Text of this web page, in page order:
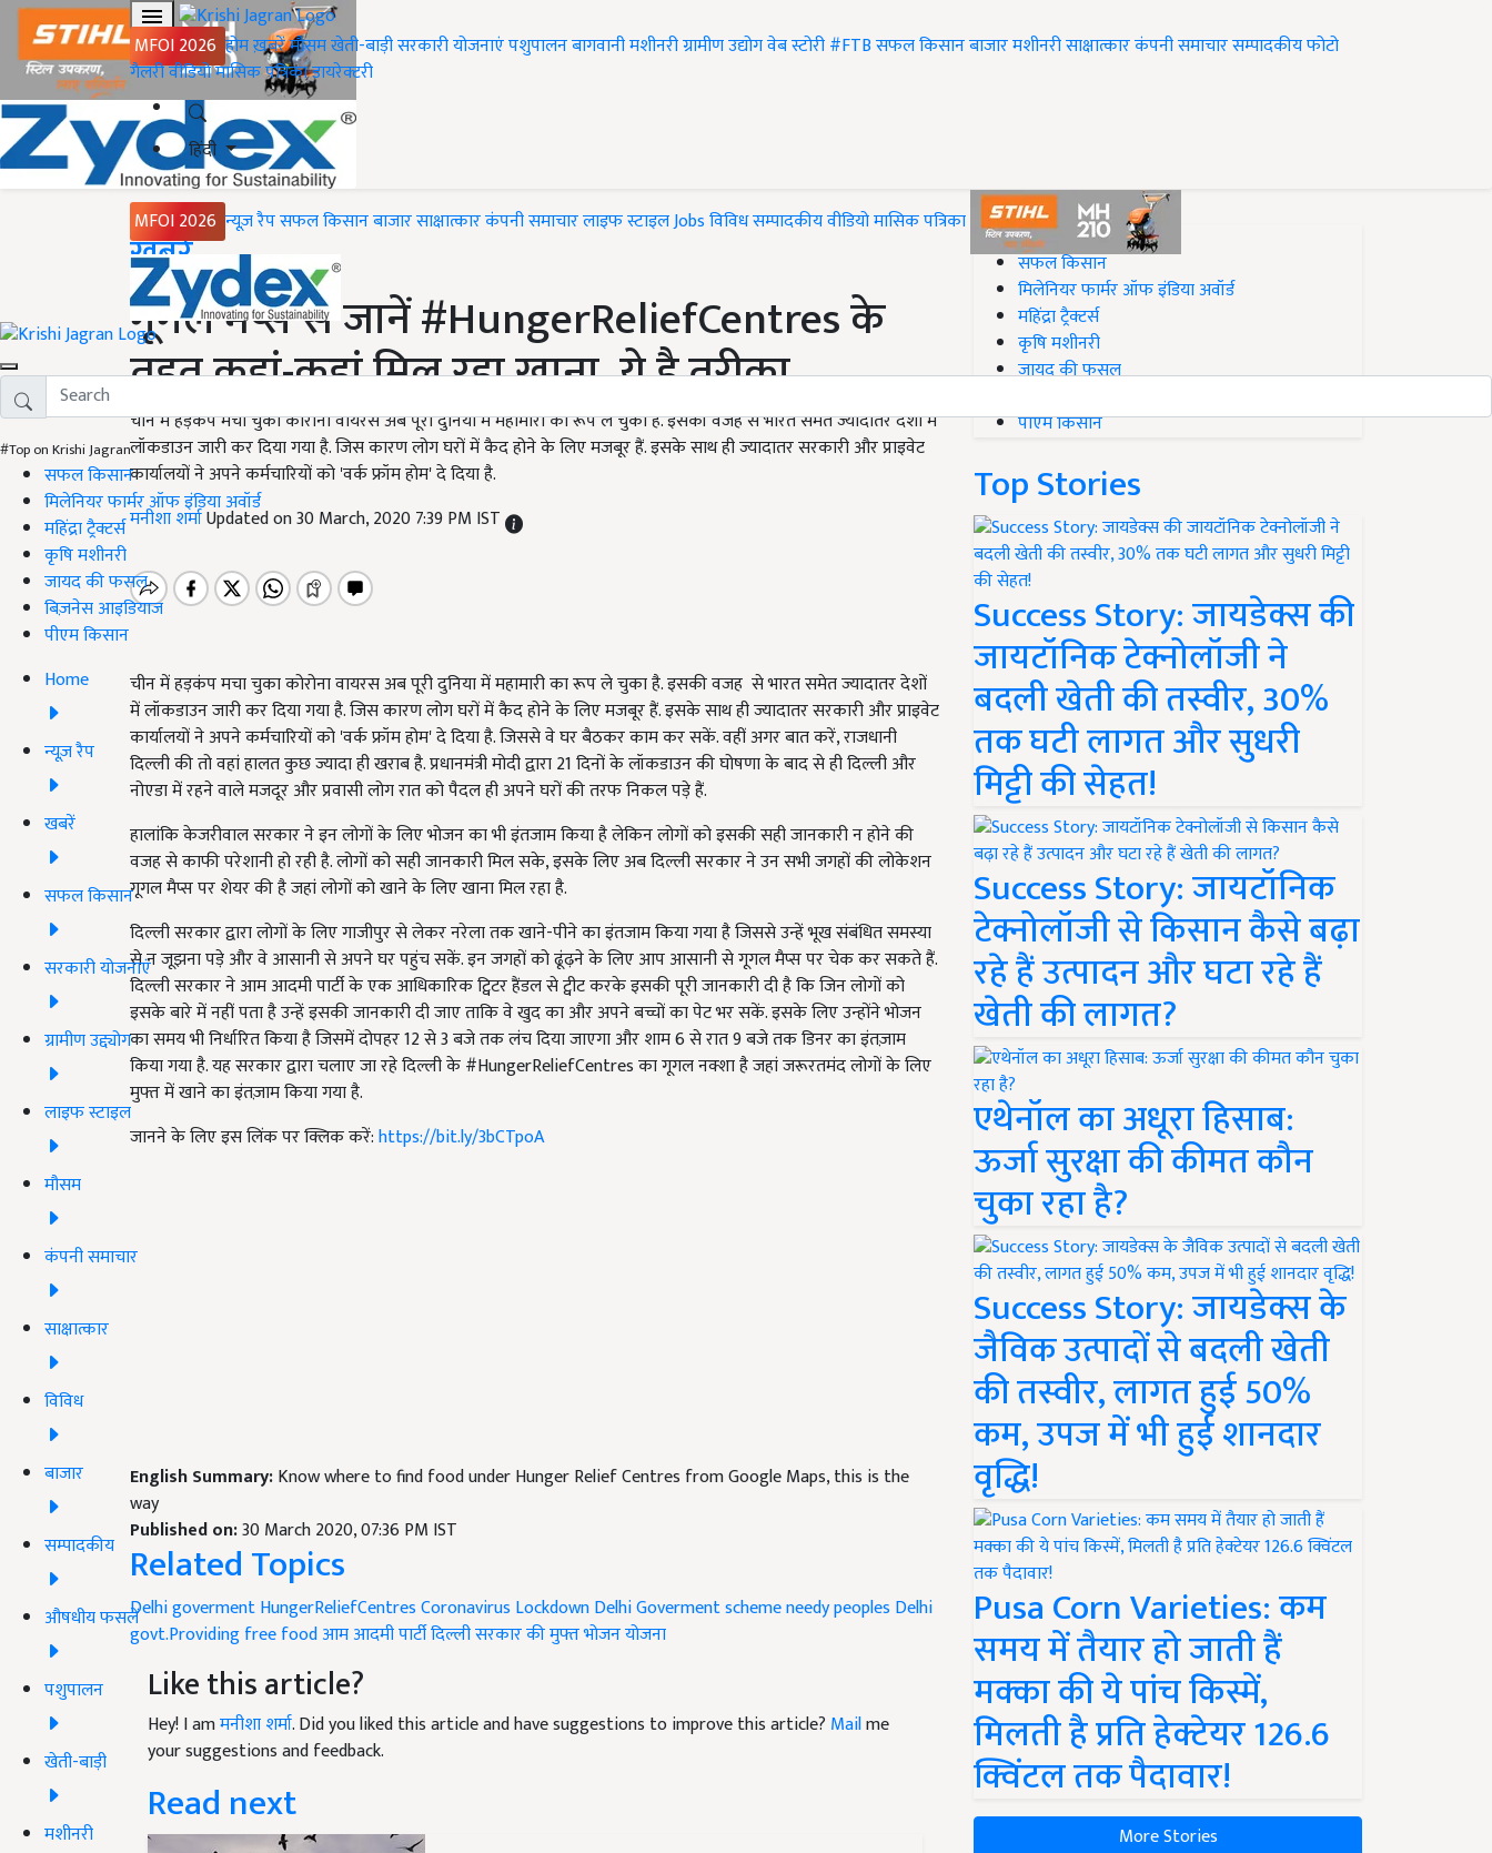
MFOI 2026 होमख़बरेंमौसमखेती-बाड़ीसरकारी योजनाएंपशुपालनबागवानीमशीनरीग्रामीण उद्योगवेब स्टोरी#FTBसफल किसानबाजारमशीनरीसाक्षात्कारकंपनी समाचारसम्पादकीयफोटो
गैलरीवीडियोमासिक पत्रिकाडायरेक्टरी
हिंदी
MFOI 2026 न्यूज़ रैपसफल किसानबाजारसाक्षात्कारकंपनी समाचारलाइफ स्टाइलJobsविविधसम्पादकीयवीडियोमासिक पत्रिका
#Top on Krishi Jagran
सफल किसान
मिलेनियर फार्मर ऑफ इंडिया अवॉर्ड
महिंद्रा ट्रैक्टर्स
कृषि मशीनरी
जायद की फसल
बिज़नेस आइडियाज
पीएम किसान
Home
न्यूज़ रैप
खबरें
सफल किसान
सरकारी योजनाएं
ग्रामीण उद्द्योग
लाइफ स्टाइल
मौसम
कंपनी समाचार
साक्षात्कार
विविध
बाजार
सम्पादकीय
औषधीय फसलें
पशुपालन
खेती-बाड़ी
मशीनरी
Home
ख़बरें
गूगल मैप्स से जानें #HungerReliefCentres के
तहत कहां-कहां मिल रहा खाना, ये है तरीका
चीन में हड़कंप मचा चुका कोरोना वायरस अब पूरी दुनिया में महामारी का रूप ले चुका है. इसकी वजह से भारत समेत ज्यादातर देशों में
लॉकडाउन जारी कर दिया गया है. जिस कारण लोग घरों में कैद होने के लिए मजबूर हैं. इसके साथ ही ज्यादातर सरकारी और प्राइवेट
कार्यालयों ने अपने कर्मचारियों को 'वर्क फ्रॉम होम' दे दिया है.
मनीशा शर्माUpdated on 30 March, 2020 7:39 PM IST
चीन में हड़कंप मचा चुका कोरोना वायरस अब पूरी दुनिया में महामारी का रूप ले चुका है. इसकी वजह से भारत समेत ज्यादातर देशों
में लॉकडाउन जारी कर दिया गया है. जिस कारण लोग घरों में कैद होने के लिए मजबूर हैं. इसके साथ ही ज्यादातर सरकारी और प्राइवेट
कार्यालयों ने अपने कर्मचारियों को 'वर्क फ्रॉम होम' दे दिया है. जिससे वे घर बैठकर काम कर सकें. वहीं अगर बात करें, राजधानी
दिल्ली की तो वहां हालत कुछ ज्यादा ही खराब है. प्रधानमंत्री मोदी द्वारा 21 दिनों के लॉकडाउन की घोषणा के बाद से ही दिल्ली और
नोएडा में रहने वाले मजदूर और प्रवासी लोग रात को पैदल ही अपने घरों की तरफ निकल पड़े हैं.
हालांकि केजरीवाल सरकार ने इन लोगों के लिए भोजन का भी इंतजाम किया है लेकिन लोगों को इसकी सही जानकारी न होने की
वजह से काफी परेशानी हो रही है. लोगों को सही जानकारी मिल सके, इसके लिए अब दिल्ली सरकार ने उन सभी जगहों की लोकेशन
गूगल मैप्स पर शेयर की है जहां लोगों को खाने के लिए खाना मिल रहा है.
दिल्ली सरकार द्वारा लोगों के लिए गाजीपुर से लेकर नरेला तक खाने-पीने का इंतजाम किया गया है जिससे उन्हें भूख संबंधित समस्या
से न जूझना पड़े और वे आसानी से अपने घर पहुंच सकें. इन जगहों को ढूंढ़ने के लिए आप आसानी से गूगल मैप्स पर चेक कर सकते हैं.
दिल्ली सरकार ने आम आदमी पार्टी के एक आधिकारिक ट्विटर हैंडल से ट्वीट करके इसकी पूरी जानकारी दी है कि जिन लोगों को
इसके बारे में नहीं पता है उन्हें इसकी जानकारी दी जाए ताकि वे खुद का और अपने बच्चों का पेट भर सकें. इसके लिए उन्होंने भोजन
का समय भी निर्धारित किया है जिसमें दोपहर 12 से 3 बजे तक लंच दिया जाएगा और शाम 6 से रात 9 बजे तक डिनर का इंतज़ाम
किया गया है. यह सरकार द्वारा चलाए जा रहे दिल्ली के #HungerReliefCentres का गूगल नक्शा है जहां जरूरतमंद लोगों के लिए
मुफ्त में खाने का इंतज़ाम किया गया है.
जानने के लिए इस लिंक पर क्लिक करें:https://bit.ly/3bCTpoA
English Summary:Know where to find food under Hunger Relief Centres from Google Maps, this is the
way
Published on:30 March 2020, 07:36 PM IST
Related Topics
Delhi govermentHungerReliefCentresCoronavirus LockdownDelhi Goverment scheme needy peoples Delhi
govt.Providing free foodआम आदमी पार्टीदिल्ली सरकार की मुफ्त भोजन योजना
Like this article?
Hey! I amमनीशा शर्मा. Did you liked this article and have suggestions to improve this article? Mailme
your suggestions and feedback.
Read next
#Top on Krishi Jagran
सफल किसान
मिलेनियर फार्मर ऑफ इंडिया अवॉर्ड
महिंद्रा ट्रैक्टर्स
कृषि मशीनरी
जायद की फसल
पीएम किसान
Top Stories
Success Story: जायडेक्स की
जायटॉनिक टेक्नोलॉजी ने
बदली खेती की तस्वीर, 30%
तक घटी लागत और सुधरी
मिट्टी की सेहत!
Success Story: जायटॉनिक
टेक्नोलॉजी से किसान कैसे बढ़ा
रहे हैं उत्पादन और घटा रहे हैं
खेती की लागत?
एथेनॉल का अधूरा हिसाब:
ऊर्जा सुरक्षा की कीमत कौन
चुका रहा है?
Success Story: जायडेक्स के
जैविक उत्पादों से बदली खेती
की तस्वीर, लागत हुई 50%
कम, उपज में भी हुई शानदार
वृद्धि!
Pusa Corn Varieties: कम
समय में तैयार हो जाती हैं
मक्का की ये पांच किस्में,
मिलती है प्रति हेक्टेयर 126.6
क्विंटल तक पैदावार!
More Stories